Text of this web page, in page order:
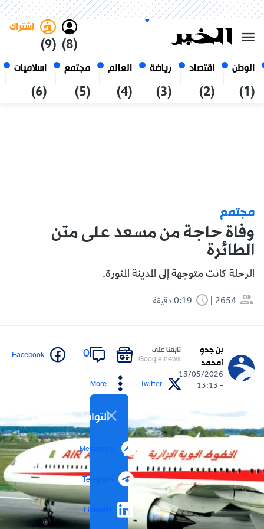
الوطن
(1)
اقتصاد
(2)
رياضة
(3)
العالم
(4)
مجتمع
(5)
اسلاميات
(6)
(8)
إشتراك
(9)
أغسطس 2026
الجزائر
مجتمع
وفاة حاجة من مسعد على متن
الطائرة
الرحلة كانت متوجهة إلى المدينة المنورة.
2654
بن جدو
أمحمد
13/05/2026
- 13:13
تابعنا على
Google news
0
Facebook
Twitter
More
التواصل الاجتماعي
Messenger
Telegram
LinkedIn